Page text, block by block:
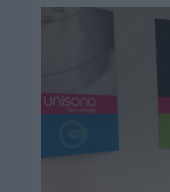
‘LA VUELTA’, DE FENOMENAL PARA
LA TELEVISIÓN SIGUE
EL USO DE LA IA GENERATIVA
SYSTEM1 NOMBRA A KIMBERLY
06/08/2026
FRIGO Y UNIQLO LANZAN UNA
LA IA ESTÁ SUBIENDO EL LISTÓN
BEON WORLDWIDE LANZA RAÍZ
05/08/2026 | FABRA COMUNICACIÓN
LOPESAN HOTELS & RESORTS
LUIS ARQUILLOS (BURGO DE